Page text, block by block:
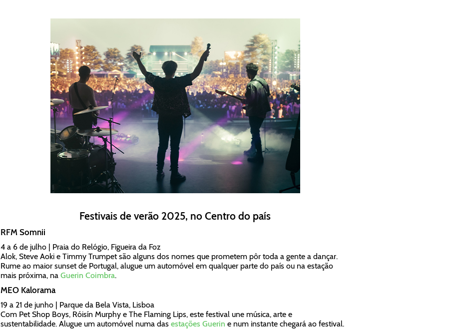
Festivais de verão 2025, no Centro do país
RFM Somnii
4 a 6 de julho | Praia do Relógio, Figueira da Foz
Alok, Steve Aoki e Timmy Trumpet são alguns dos nomes que prometem pôr toda a gente a dançar.
Rume ao maior sunset de Portugal, alugue um automóvel em qualquer parte do país ou na estação
mais próxima, na Guerin Coimbra.
MEO Kalorama
19 a 21 de junho | Parque da Bela Vista, Lisboa
Com Pet Shop Boys, Róisín Murphy e The Flaming Lips, este festival une música, arte e
sustentabilidade. Alugue um automóvel numa das estações Guerin e num instante chegará ao festival.